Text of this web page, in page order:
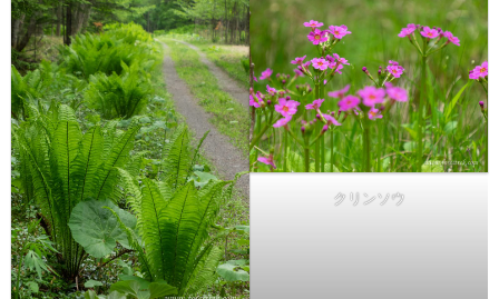
クリンソウ